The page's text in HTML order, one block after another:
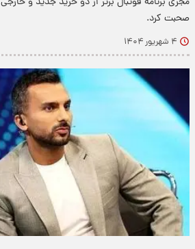
صحبت کرد.
۴ شهریور ۱۴۰۴